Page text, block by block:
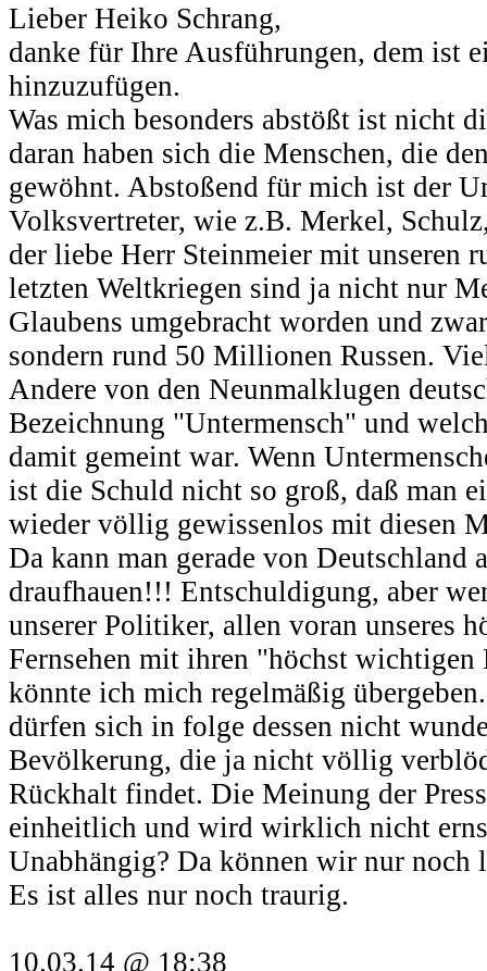
Lieber Heiko Schrang,
danke für Ihre Ausführungen, dem ist
hinzuzufügen.
Was mich besonders abstößt ist nicht
daran haben sich die Menschen, die
gewöhnt. Abstoßend für mich ist der
Volksvertreter, wie z.B. Merkel,
der liebe Herr Steinmeier mit unseren
letzten Weltkriegen sind ja nicht nur
Glaubens umgebracht worden und
sondern rund 50 Millionen Russen.
Andere von den Neunmalklugen
Bezeichnung "Untermensch" und
damit gemeint war. Wenn
ist die Schuld nicht so groß, daß man
wieder völlig gewissenlos mit diesen
Da kann man gerade von Deutschland
draufhauen!!! Entschuldigung, aber
unserer Politiker, allen voran unseres
Fernsehen mit ihren "höchst wichtigen
könnte ich mich regelmäßig
dürfen sich in folge dessen nicht
Bevölkerung, die ja nicht völlig
Rückhalt findet. Die Meinung der
einheitlich und wird wirklich nicht
Unabhängig? Da können wir nur noch
Es ist alles nur noch traurig.
10.03.14 @ 18:38